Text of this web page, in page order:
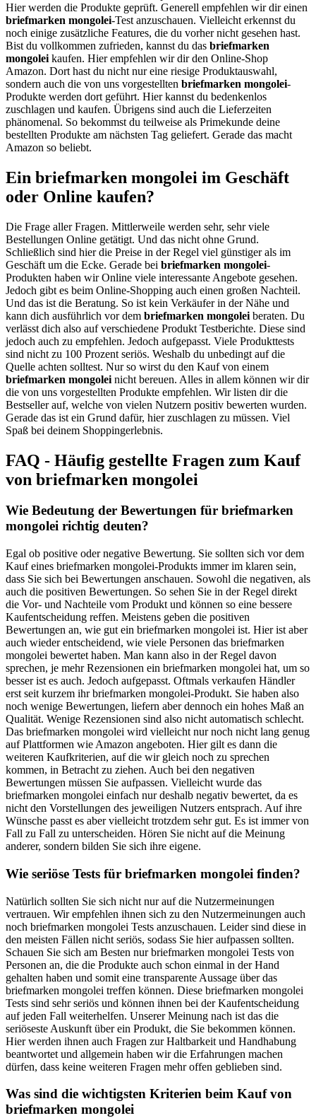
Hier werden die Produkte geprüft. Generell empfehlen wir dir einen
briefmarken mongolei-Test anzuschauen. Vielleicht erkennst du
noch einige zusätzliche Features, die du vorher nicht gesehen hast.
Bist du vollkommen zufrieden, kannst du das briefmarken
mongolei kaufen. Hier empfehlen wir dir den Online-Shop
Amazon. Dort hast du nicht nur eine riesige Produktauswahl,
sondern auch die von uns vorgestellten briefmarken mongolei-
Produkte werden dort geführt. Hier kannst du bedenkenlos
zuschlagen und kaufen. Übrigens sind auch die Lieferzeiten
phänomenal. So bekommst du teilweise als Primekunde deine
bestellten Produkte am nächsten Tag geliefert. Gerade das macht
Amazon so beliebt.
Ein briefmarken mongolei im Geschäft
oder Online kaufen?
Die Frage aller Fragen. Mittlerweile werden sehr, sehr viele
Bestellungen Online getätigt. Und das nicht ohne Grund.
Schließlich sind hier die Preise in der Regel viel günstiger als im
Geschäft um die Ecke. Gerade bei briefmarken mongolei-
Produkten haben wir Online viele interessante Angebote gesehen.
Jedoch gibt es beim Online-Shopping auch einen großen Nachteil.
Und das ist die Beratung. So ist kein Verkäufer in der Nähe und
kann dich ausführlich vor dem briefmarken mongolei beraten. Du
verlässt dich also auf verschiedene Produkt Testberichte. Diese sind
jedoch auch zu empfehlen. Jedoch aufgepasst. Viele Produkttests
sind nicht zu 100 Prozent seriös. Weshalb du unbedingt auf die
Quelle achten solltest. Nur so wirst du den Kauf von einem
briefmarken mongolei nicht bereuen. Alles in allem können wir dir
die von uns vorgestellten Produkte empfehlen. Wir listen dir die
Bestseller auf, welche von vielen Nutzern positiv bewerten wurden.
Gerade das ist ein Grund dafür, hier zuschlagen zu müssen. Viel
Spaß bei deinem Shoppingerlebnis.
FAQ - Häufig gestellte Fragen zum Kauf
von briefmarken mongolei
Wie Bedeutung der Bewertungen für briefmarken
mongolei richtig deuten?
Egal ob positive oder negative Bewertung. Sie sollten sich vor dem
Kauf eines briefmarken mongolei-Produkts immer im klaren sein,
dass Sie sich bei Bewertungen anschauen. Sowohl die negativen, als
auch die positiven Bewertungen. So sehen Sie in der Regel direkt
die Vor- und Nachteile vom Produkt und können so eine bessere
Kaufentscheidung reffen. Meistens geben die positiven
Bewertungen an, wie gut ein briefmarken mongolei ist. Hier ist aber
auch wieder entscheidend, wie viele Personen das briefmarken
mongolei bewertet haben. Man kann also in der Regel davon
sprechen, je mehr Rezensionen ein briefmarken mongolei hat, um so
besser ist es auch. Jedoch aufgepasst. Oftmals verkaufen Händler
erst seit kurzem ihr briefmarken mongolei-Produkt. Sie haben also
noch wenige Bewertungen, liefern aber dennoch ein hohes Maß an
Qualität. Wenige Rezensionen sind also nicht automatisch schlecht.
Das briefmarken mongolei wird vielleicht nur noch nicht lang genug
auf Plattformen wie Amazon angeboten. Hier gilt es dann die
weiteren Kaufkriterien, auf die wir gleich noch zu sprechen
kommen, in Betracht zu ziehen. Auch bei den negativen
Bewertungen müssen Sie aufpassen. Vielleicht wurde das
briefmarken mongolei einfach nur deshalb negativ bewertet, da es
nicht den Vorstellungen des jeweiligen Nutzers entsprach. Auf ihre
Wünsche passt es aber vielleicht trotzdem sehr gut. Es ist immer von
Fall zu Fall zu unterscheiden. Hören Sie nicht auf die Meinung
anderer, sondern bilden Sie sich ihre eigene.
Wie seriöse Tests für briefmarken mongolei finden?
Natürlich sollten Sie sich nicht nur auf die Nutzermeinungen
vertrauen. Wir empfehlen ihnen sich zu den Nutzermeinungen auch
noch briefmarken mongolei Tests anzuschauen. Leider sind diese in
den meisten Fällen nicht seriös, sodass Sie hier aufpassen sollten.
Schauen Sie sich am Besten nur briefmarken mongolei Tests von
Personen an, die die Produkte auch schon einmal in der Hand
gehalten haben und somit eine transparente Aussage über das
briefmarken mongolei treffen können. Diese briefmarken mongolei
Tests sind sehr seriös und können ihnen bei der Kaufentscheidung
auf jeden Fall weiterhelfen. Unserer Meinung nach ist das die
seriöseste Auskunft über ein Produkt, die Sie bekommen können.
Hier werden ihnen auch Fragen zur Haltbarkeit und Handhabung
beantwortet und allgemein haben wir die Erfahrungen machen
dürfen, dass keine weiteren Fragen mehr offen geblieben sind.
Was sind die wichtigsten Kriterien beim Kauf von
briefmarken mongolei